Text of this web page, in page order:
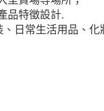
品特徵設計.
日常生活用品、化